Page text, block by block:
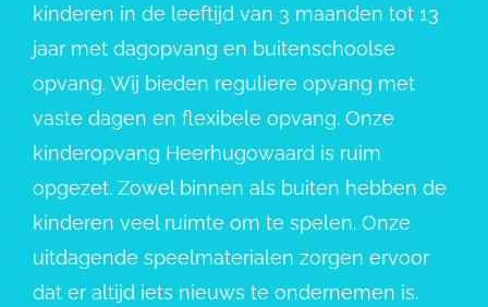
kinderen in de leeftijd van 3 maanden tot 13
jaar met dagopvang en buitenschoolse
opvang. Wij bieden reguliere opvang met
vaste dagen en flexibele opvang. Onze
kinderopvang Heerhugowaard is ruim
opgezet. Zowel binnen als buiten hebben de
kinderen veel ruimte om te spelen. Onze
uitdagende speelmaterialen zorgen ervoor
dat er altijd iets nieuws te ondernemen is.